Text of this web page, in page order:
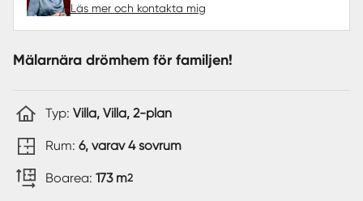
Läs mer och kontakta mig
Mälarnära drömhem för familjen!
Typ: Villa, Villa, 2-plan
Rum: 6, varav 4 sovrum
Boarea: 173 m2